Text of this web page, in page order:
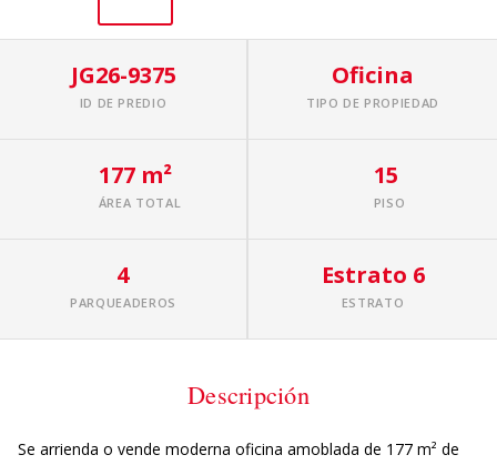
JG26-9375
ID DE PREDIO
Oficina
TIPO DE PROPIEDAD
177 m²
ÁREA TOTAL
15
PISO
4
PARQUEADEROS
Estrato 6
ESTRATO
Descripción
Se arrienda o vende moderna oficina amoblada de 177 m² de